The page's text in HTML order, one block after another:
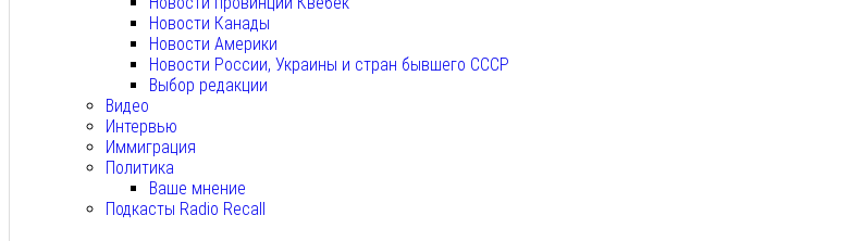
Новости Канады
Новости Америки
Новости России, Украины и стран бывшего СССР
Выбор редакции
Видео
Интервью
Иммиграция
Политика
Ваше мнение
Подкасты Radio Recall